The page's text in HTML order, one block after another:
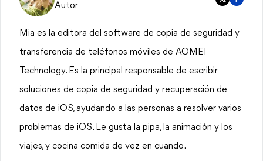
Autor
Mia es la editora del software de copia de seguridad y
transferencia de teléfonos móviles de AOMEI
Technology. Es la principal responsable de escribir
soluciones de copia de seguridad y recuperación de
datos de iOS, ayudando a las personas a resolver varios
problemas de iOS. Le gusta la pipa, la animación y los
viajes, y cocina comida de vez en cuando.